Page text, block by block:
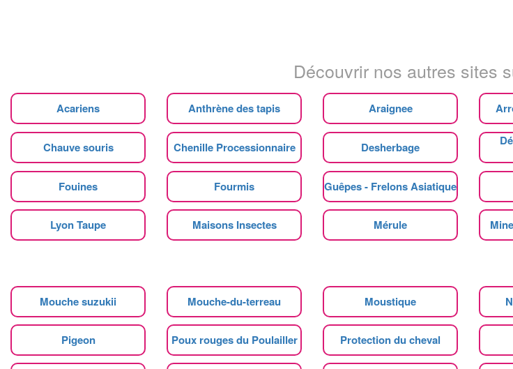
Découvrir nos autres sites
Acariens Anthrène des tapis Araignee
Chauve souris Chenille Processionnaire Desherbage
Fouines Fourmis Guêpes - Frelons Asiatique
Lyon Taupe Maisons Insectes Mérule
Mouche suzukii Mouche-du-terreau Moustique
Pigeon Poux rouges du Poulailler Protection du cheval